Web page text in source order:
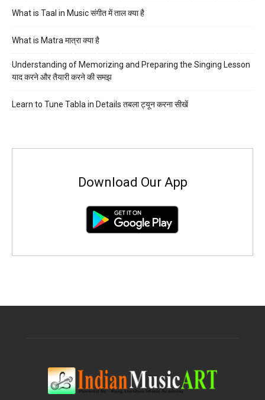
What is Taal in Music संगीत में ताल क्या है
What is Matra मात्रा क्या है
Understanding of Memorizing and Preparing the Singing Lesson
याद करने और तैयारी करने की समझ
Learn to Tune Tabla in Details तबला ट्यून करना सीखें
Download Our App